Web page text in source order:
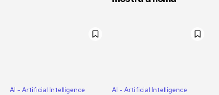
AI - Artificial Intelligence AI - Artificial Intelligence